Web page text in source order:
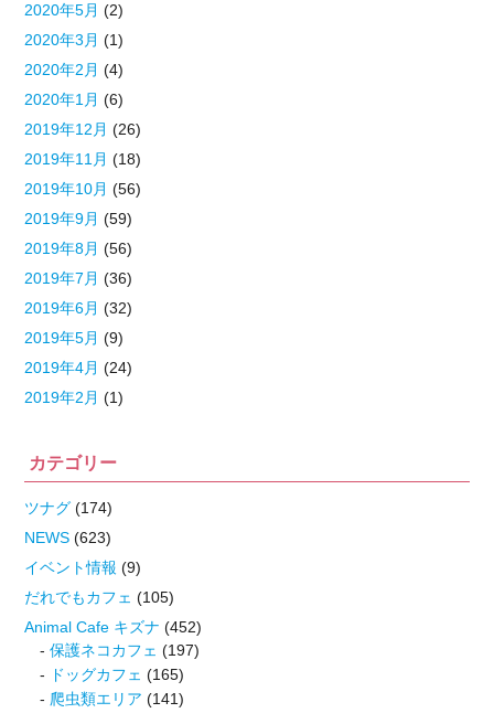
2020年5月 (2)
2020年3月 (1)
2020年2月 (4)
2020年1月 (6)
2019年12月 (26)
2019年11月 (18)
2019年10月 (56)
2019年9月 (59)
2019年8月 (56)
2019年7月 (36)
2019年6月 (32)
2019年5月 (9)
2019年4月 (24)
2019年2月 (1)
カテゴリー
ツナグ (174)
NEWS (623)
イベント情報 (9)
だれでもカフェ (105)
Animal Cafe キズナ (452)
保護ネコカフェ (197)
ドッグカフェ (165)
爬虫類エリア (141)